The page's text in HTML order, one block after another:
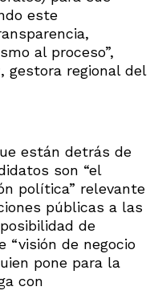
este
al proceso”,
gestora regional del
están detrás de
son “el
política” relevante
públicas a las
de
“visión de negocio
pone para la
con